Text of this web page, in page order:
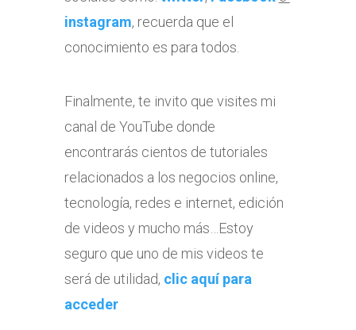
instagram, recuerda que el
conocimiento es para todos.
Finalmente, te invito que visites mi
canal de YouTube donde
encontrarás cientos de tutoriales
relacionados a los negocios online,
tecnología, redes e internet, edición
de videos y mucho más…Estoy
seguro que uno de mis videos te
será de utilidad, clic aquí para
acceder